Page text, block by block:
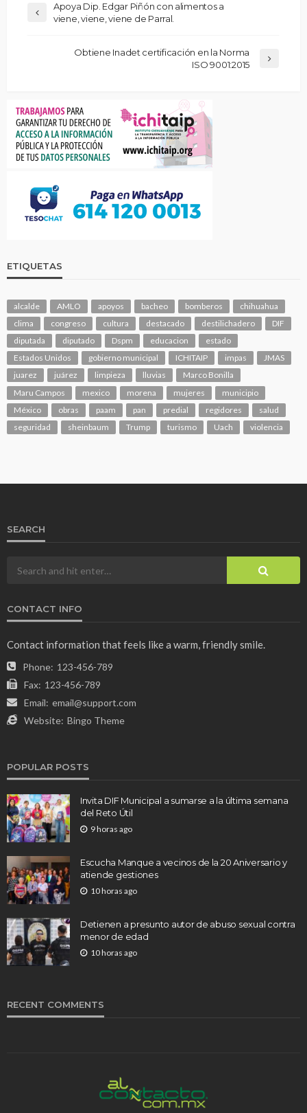
Apoya Dip. Edgar Piñón con alimentos a
viene, viene, viene de Parral.
Obtiene Inadet certificación en la Norma
ISO 9001:2015
ETIQUETAS
alcalde AMLO apoyos bacheo bomberos
chihuahua
clima
congreso cultura destacado destilichadero
DIF
diputada
diputado Dspm educacion
estado
Estados Unidos
gobierno municipal ICHITAIP impas
JMAS
juarez
juárez limpieza lluvias
Marco Bonilla
Maru Campos
mexico morena mujeres
municipio
México
obras paam pan predial regidores
salud
seguridad
sheinbaum Trump turismo Uach violencia
SEARCH
CONTACT INFO
Contact information that feels like a warm, friendly smile.
Phone: 123-456-789
Fax: 123-456-789
Email: email@support.com
Website: Bingo Theme
POPULAR POSTS
Invita DIF Municipal a sumarse a la última semana
del Reto Útil
9 horas ago
Escucha Manque a vecinos de la 20 Aniversario y
atiende gestiones
10 horas ago
Detienen a presunto autor de abuso sexual contra
menor de edad
10 horas ago
RECENT COMMENTS